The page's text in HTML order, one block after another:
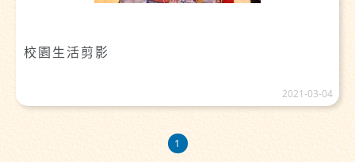
校園生活剪影
2021-03-04
1